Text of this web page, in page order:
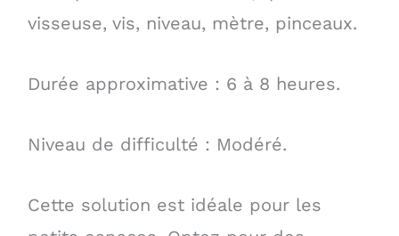
visseuse, vis, niveau, mètre, pinceaux.
Durée approximative : 6 à 8 heures.
Niveau de difficulté : Modéré.
Cette solution est idéale pour les